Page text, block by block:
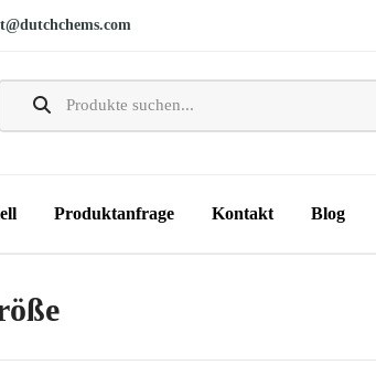
Produktanfrage Kontakt Blog